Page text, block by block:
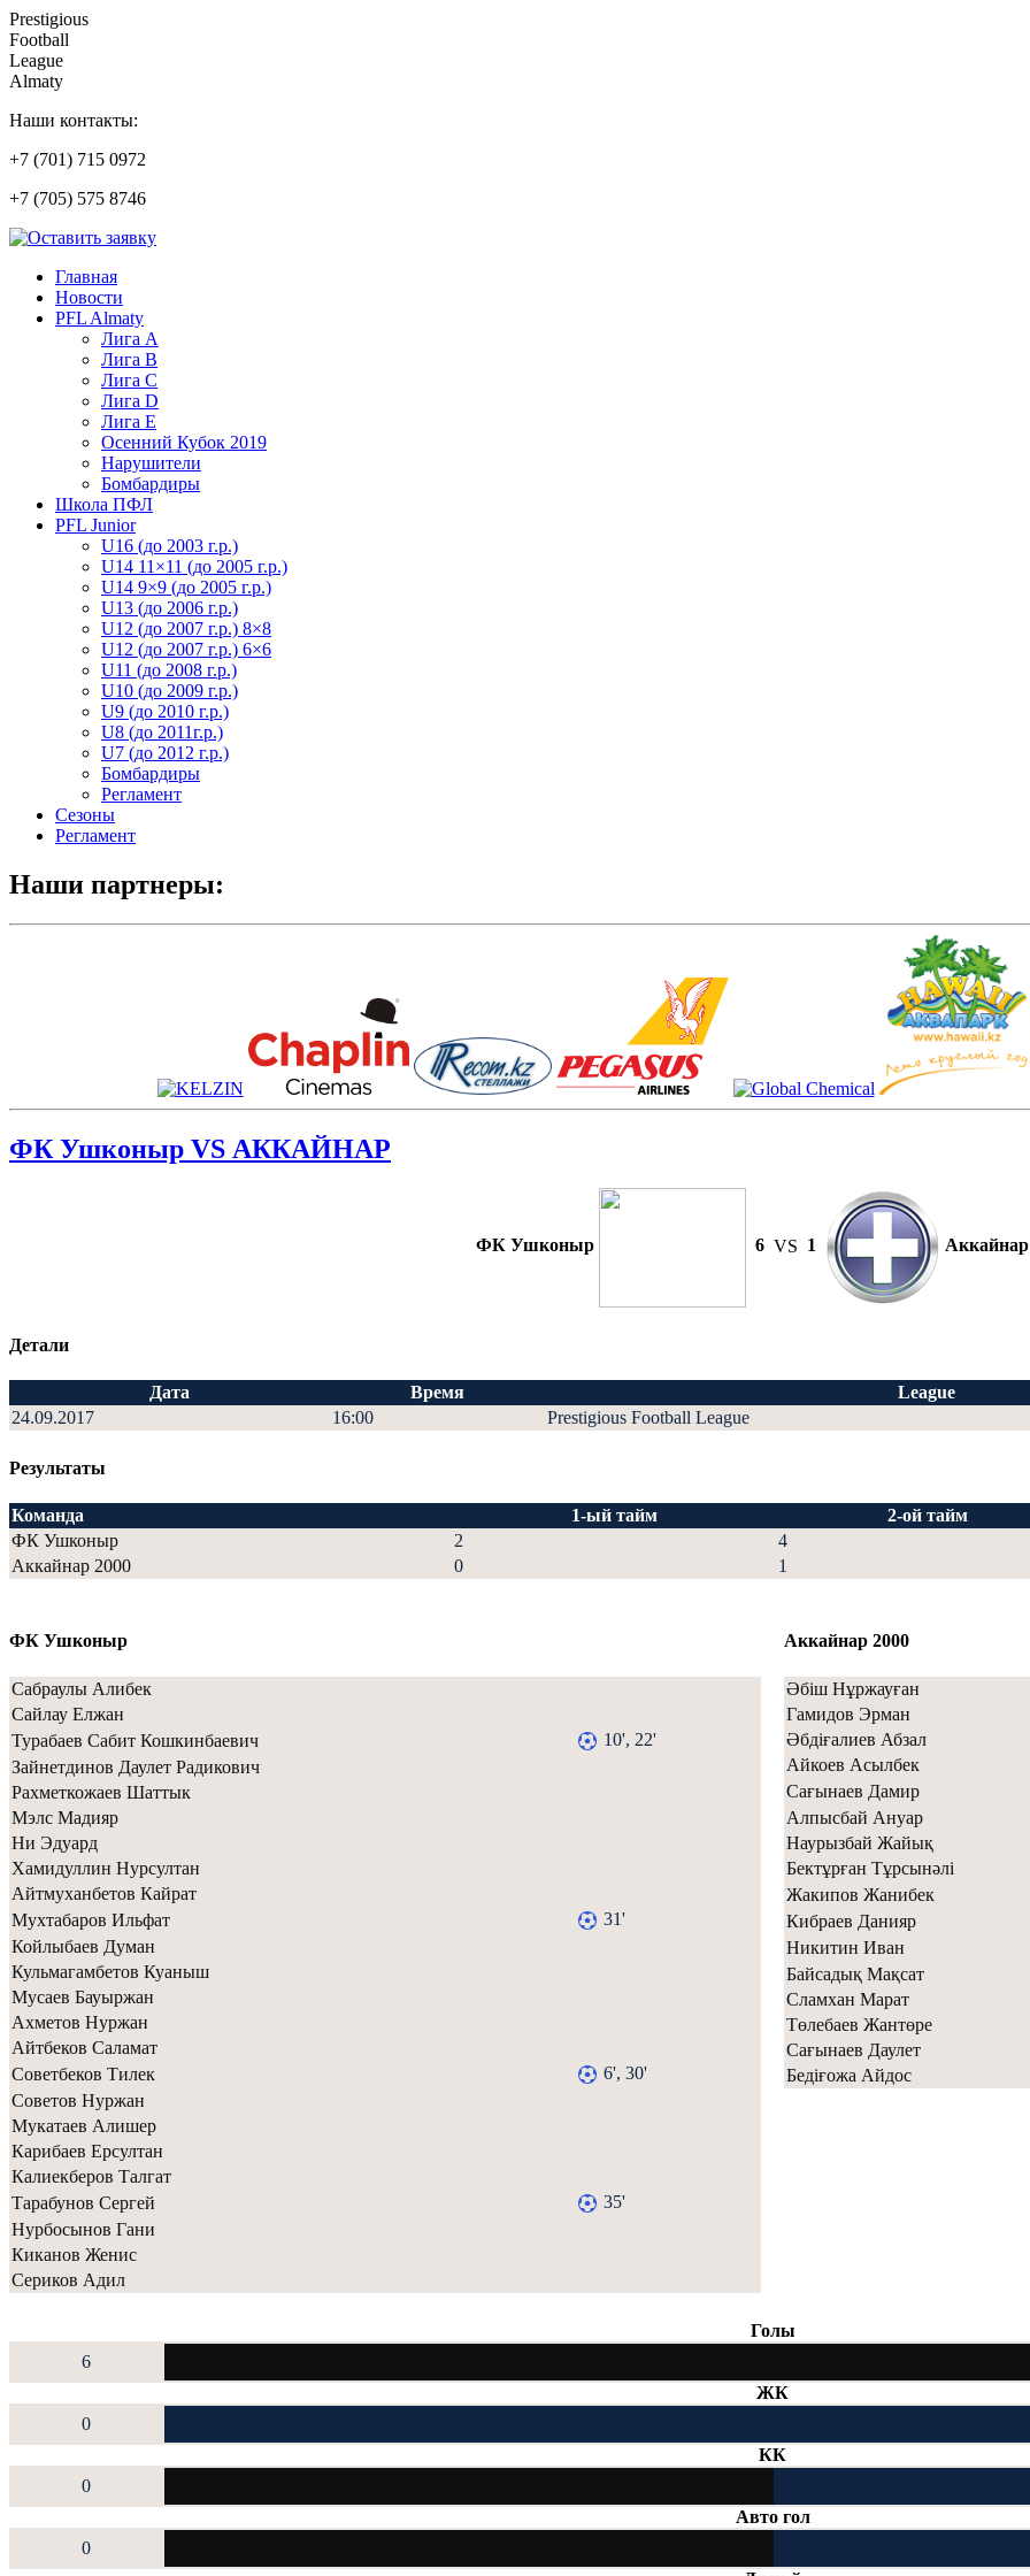
Prestigious
Football
League
Almaty
Наши контакты:
+7 (701) 715 0972
+7 (705) 575 8746
Главная
Новости
PFL Almaty
Лига A
Лига В
Лига С
Лига D
Лига Е
Осенний Кубок 2019
Нарушители
Бомбардиры
Школа ПФЛ
PFL Junior
U16 (до 2003 г.р.)
U14 11×11 (до 2005 г.р.)
U14 9×9 (до 2005 г.р.)
U13 (до 2006 г.р.)
U12 (до 2007 г.р.) 8×8
U12 (до 2007 г.р.) 6×6
U11 (до 2008 г.р.)
U10 (до 2009 г.р.)
U9 (до 2010 г.р.)
U8 (до 2011г.р.)
U7 (до 2012 г.р.)
Бомбардиры
Регламент
Сезоны
Регламент
Наши партнеры:
ФК Ушконыр VS АККАЙНАР
ФК Ушконыр 6 VS 1 Аккайнар
Детали
Дата Время League
24.09.2017
16:00 Prestigious Football League
Результаты
Команда 1-ый тайм 2-ой тайм
ФК Ушконыр
2 4
Аккайнар 2000
0 1
ФК Ушконыр
Сабраулы Алибек
Сайлау Елжан
Турабаев Сабит Кошкинбаевич
10', 22'
Зайнетдинов Даулет Радикович
Рахметкожаев Шаттык
Мэлс Мадияр
Ни Эдуард
Хамидуллин Нурсултан
Айтмуханбетов Кайрат
Мухтабаров Ильфат
31'
Койлыбаев Думан
Кульмагамбетов Куаныш
Мусаев Бауыржан
Ахметов Нуржан
Айтбеков Саламат
Советбеков Тилек
6', 30'
Советов Нуржан
Мукатаев Алишер
Карибаев Ерсултан
Калиекберов Талгат
Тарабунов Сергей
35'
Нурбосынов Гани
Киканов Женис
Сериков Адил
Аккайнар 2000
Әбіш Нұржауған
Гамидов Эрман
Әбдіғалиев Абзал
Айкоев Асылбек
Сағынаев Дамир
Алпысбай Ануар
Наурызбай Жайық
Бектұрған Тұрсынәлі
Жакипов Жанибек
Кибраев Данияр
Никитин Иван
Байсадық Мақсат
Сламхан Марат
Төлебаев Жантөре
Сағынаев Даулет
Бедіғожа Айдос
Голы
6
ЖК
0
КК
0
Авто гол
0